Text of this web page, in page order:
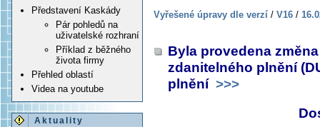
Představení Kaskády
Pár pohledů na
uživatelské rozhraní
Příklad z běžného
života firmy
Přehled oblastí
Videa na youtube
Aktuality
Vyřešené úpravy dle verzí / V16 /
Byla provedena
zdanitelného plnění
plnění >>>